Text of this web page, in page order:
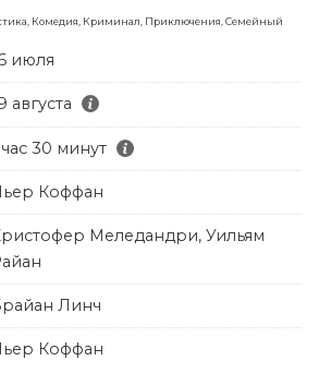
Комедия, Криминал, Приключения, Семейный
июля
августа
час 30 минут
Коффан
Меледандри, Уильям
Линч
Коффан